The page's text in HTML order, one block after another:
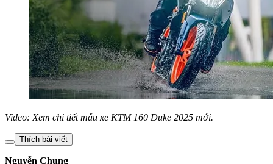
Video: Xem chi tiết mẫu xe KTM 160 Duke 2025 mới.
Thích bài viết
Nguyễn Chung